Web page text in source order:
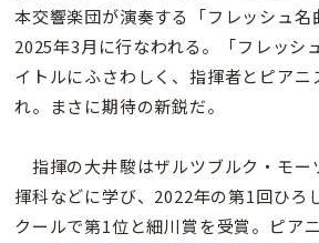
本交響楽団が演奏する「フレッシュ名
2025年3月に行なわれる。「フレッシ
イトルにふさわしく、指揮者とピアニ
れ。まさに期待の新鋭だ。
指揮の大井駿はザルツブルク・モー
揮科などに学び、2022年の第1回ひろ
クールで第1位と細川賞を受賞。ピア